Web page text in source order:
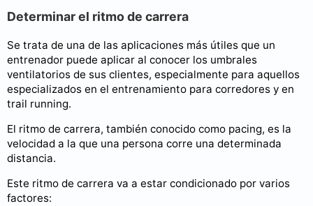
Determinar el ritmo de carrera
Se trata de una de las aplicaciones más útiles que un
entrenador puede aplicar al conocer los umbrales
ventilatorios de sus clientes, especialmente para aquellos
especializados en el entrenamiento para corredores y en
trail running.
El ritmo de carrera, también conocido como pacing, es la
velocidad a la que una persona corre una determinada
distancia.
Este ritmo de carrera va a estar condicionado por varios
factores: